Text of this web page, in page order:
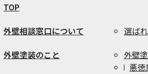
TOP
外壁相談窓口について
選ば
外壁塗装のこと
外壁
悪徳